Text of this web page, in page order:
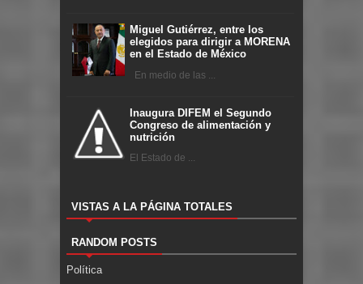
Miguel Gutiérrez, entre los
elegidos para dirigir a MORENA
en el Estado de México
En medio de las ...
Inaugura DIFEM el Segundo
Congreso de alimentación y
nutrición
El Estado de ...
VISTAS A LA PÁGINA TOTALES
RANDOM POSTS
Política